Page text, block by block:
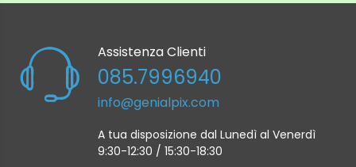
Assistenza Clienti
085.7996940
info@genialpix.com
A tua disposizione dal Lunedì al Venerdì
9:30-12:30 / 15:30-18:30